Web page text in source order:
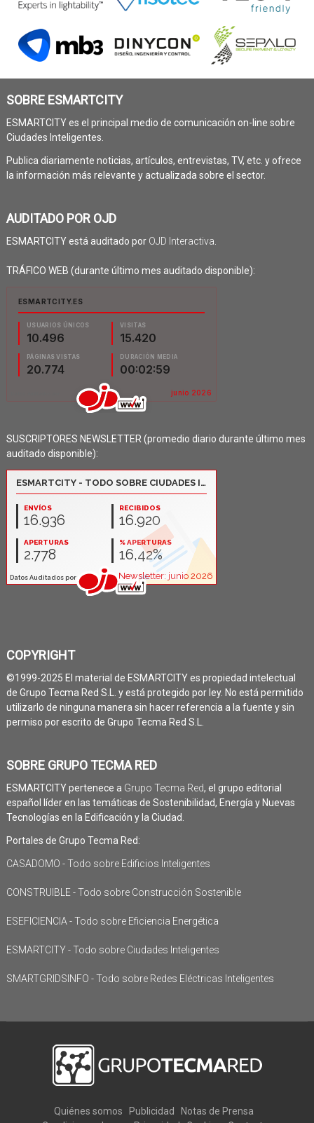
SOBRE ESMARTCITY
ESMARTCITY es el principal medio de comunicación on-line sobre
Ciudades Inteligentes.
Publica diariamente noticias, artículos, entrevistas, TV, etc. y ofrece
la información más relevante y actualizada sobre el sector.
AUDITADO POR OJD
ESMARTCITY está auditado por OJD Interactiva
TRÁFICO WEB (durante último mes auditado disponible):
SUSCRIPTORES NEWSLETTER (promedio diario durante último mes
auditado disponible):
COPYRIGHT
©1999-2025 El material de ESMARTCITY es propiedad intelectual
de Grupo Tecma Red S.L. y está protegido por ley. No está permitido
utilizarlo de ninguna manera sin hacer referencia a la fuente y sin
permiso por escrito de Grupo Tecma Red S.L.
SOBRE GRUPO TECMA RED
ESMARTCITY pertenece a Grupo Tecma Red, el grupo editorial
español líder en las temáticas de Sostenibilidad, Energía y Nuevas
Tecnologías en la Edificación y la Ciudad.
Portales de Grupo Tecma Red:
CASADOMO - Todo sobre Edificios Inteligentes
CONSTRUIBLE - Todo sobre Construcción Sostenible
ESEFICIENCIA - Todo sobre Eficiencia Energética
ESMARTCITY - Todo sobre Ciudades Inteligentes
SMARTGRIDSINFO - Todo sobre Redes Eléctricas Inteligentes
Quiénes somos Publicidad
Notas de Prensa